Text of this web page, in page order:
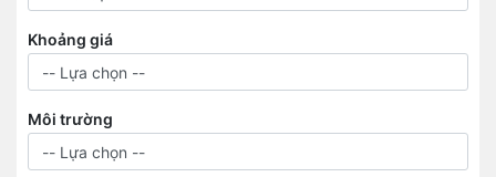
Khoảng giá
Môi trường